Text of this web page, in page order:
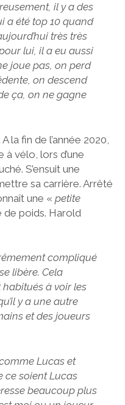
il y a des
a été top 10 quand
très très
lui, il a eu aussi
joue pas, on perd
on descend
ça, on ne gagne
la fin de l’année 2020,
à vélo, lors d’une
S’ensuit une
sa carrière. Arrêté
une « petite
de poids. Harold
compliqué
libère. Cela
à voir les
y a une autre
et des joueurs
Lucas et
ce soient Lucas
beaucoup plus